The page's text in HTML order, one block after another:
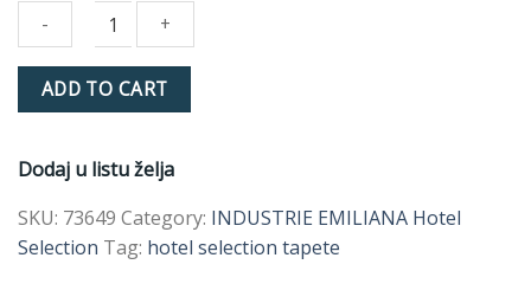
INDUSTRIE
quantity
ADD TO CART
Dodaj u listu želja
SKU: 73649 Category: INDUSTRIE EMILIANA Hotel
Selection Tag: hotel selection tapete